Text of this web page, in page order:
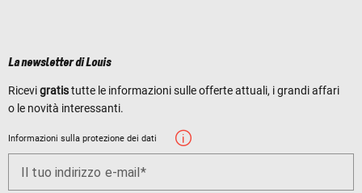
La newsletter di Louis
Ricevigratistutte le informazioni sulle offerte attuali, i grandi affari
o le novità interessanti.
Informazioni sulla protezione dei dati
Il tuo indirizzo e-mail